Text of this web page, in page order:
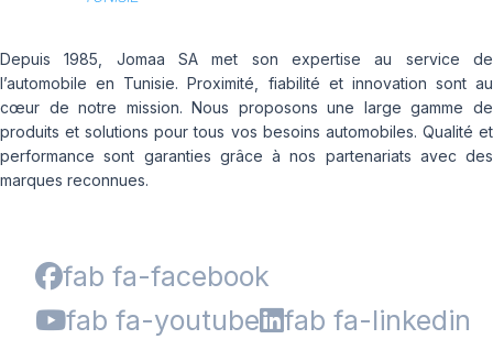
Depuis 1985, Jomaa SA met son expertise au service de
l’automobile en Tunisie. Proximité, fiabilité et innovation sont au
cœur de notre mission. Nous proposons une large gamme de
produits et solutions pour tous vos besoins automobiles. Qualité et
performance sont garanties grâce à nos partenariats avec des
marques reconnues.
fab fa-facebook
fab fa-youtube
fab fa-linkedin